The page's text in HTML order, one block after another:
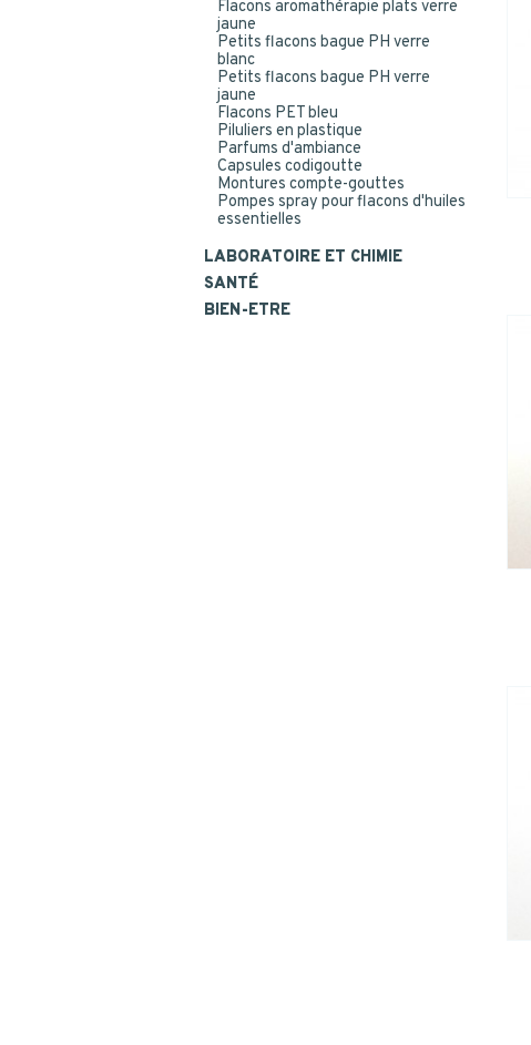
Flacons aromathérapie plats verre
jaune
Petits flacons bague PH verre
blanc
Petits flacons bague PH verre
jaune
Flacons PET bleu
Piluliers en plastique
Parfums d'ambiance
Capsules codigoutte
Montures compte-gouttes
Pompes spray pour flacons d'huiles
essentielles
LABORATOIRE ET CHIMIE
SANTÉ
BIEN-ETRE